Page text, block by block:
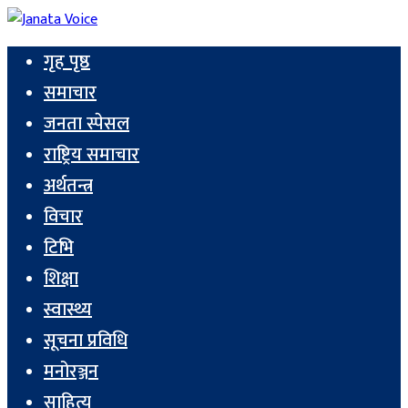
गृह पृष्ठ
समाचार
जनता स्पेसल
राष्ट्रिय समाचार
अर्थतन्त्र
विचार
टिभि
शिक्षा
स्वास्थ्य
सूचना प्रविधि
मनोरञ्जन